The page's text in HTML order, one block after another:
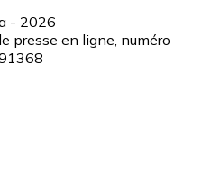
- 2026
presse en ligne, numéro